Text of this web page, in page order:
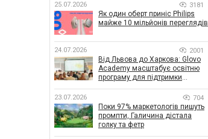
25.07.2026 3181
Як один оберт приніс Philips
майже 10 мільйонів переглядів
24.07.2026 2001
Від Львова до Харкова: Glovo
Academy масштабує освітню
програму для підтримки
23.07.2026 704
Поки 97% маркетологів пишуть
промпти, Галичина дістала
голку та фетр